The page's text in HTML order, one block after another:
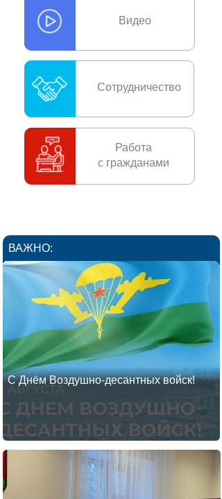
ВАЖНО:
Видео
Сотрудничество
Работа
с гражданами